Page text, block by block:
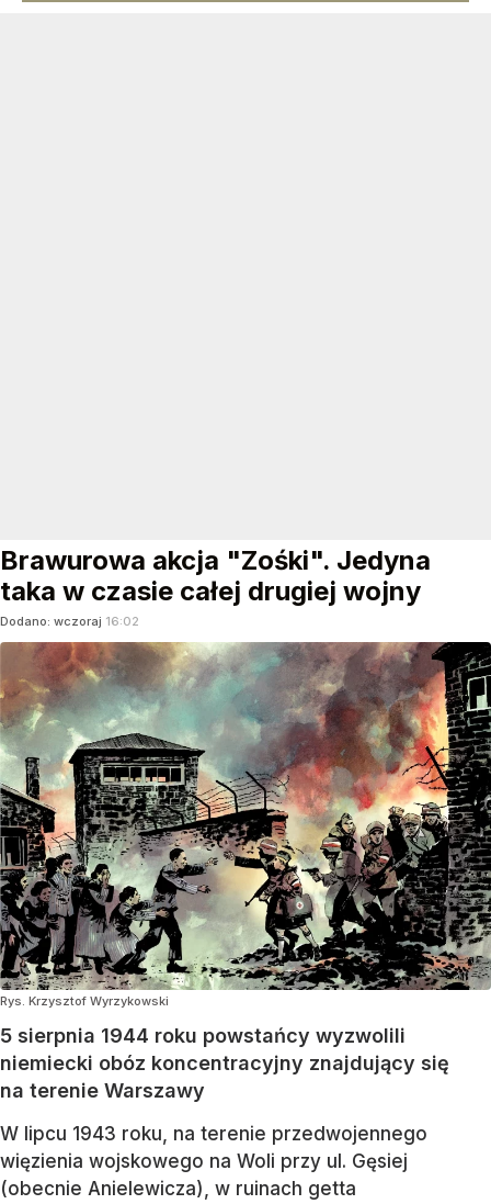
Brawurowa akcja "Zośki". Jedyna
taka w czasie całej drugiej wojny
Dodano: wczoraj 16:02
Rys. Krzysztof Wyrzykowski
5 sierpnia 1944 roku powstańcy wyzwolili
niemiecki obóz koncentracyjny znajdujący się
na terenie Warszawy
W lipcu 1943 roku, na terenie przedwojennego
więzienia wojskowego na Woli przy ul. Gęsiej
(obecnie Anielewicza), w ruinach getta